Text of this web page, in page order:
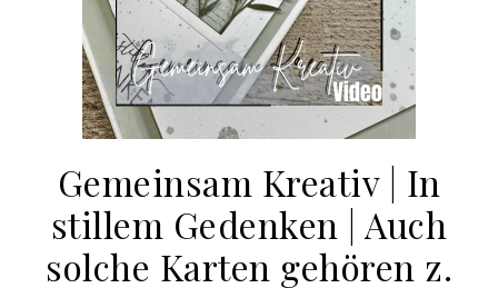
Gemeinsam Kreativ | In
stillem Gedenken | Auch
solche Karten gehören z.